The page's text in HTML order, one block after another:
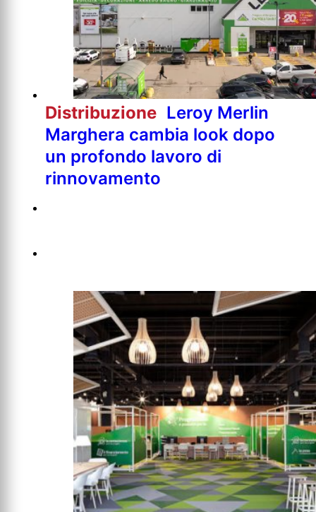
Distribuzione Leroy Merlin
Marghera cambia look dopo
un profondo lavoro di
rinnovamento